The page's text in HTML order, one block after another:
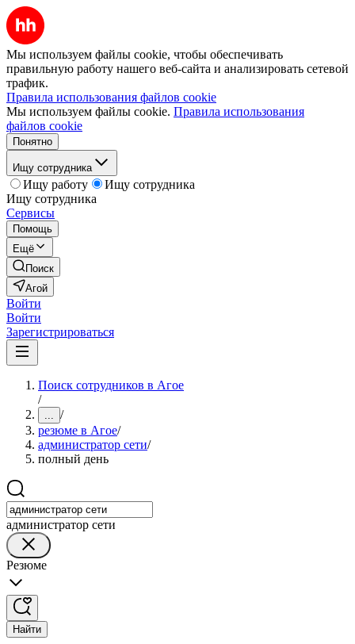
Мы используем файлы cookie, чтобы обеспечивать
правильную работу нашего веб-сайта и анализировать сетевой
трафик.
Правила использования файлов cookie
Мы используем файлы cookie. Правила использования
файлов cookie
Понятно
Ищу сотрудника
Ищу работу
Ищу сотрудника
Ищу сотрудника
Сервисы
Помощь
Ещё
Поиск
Агой
Войти
Войти
Зарегистрироваться
Поиск сотрудников в Агое
/
... /
резюме в Агое/
администратор сети/
полный день
администратор сети
Резюме
Найти